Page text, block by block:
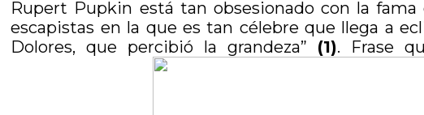
Rupert Pupkin está tan obsesionado con la
escapistas en la que es tan célebre que llega a
Dolores, que percibió la grandeza” (1). Frase